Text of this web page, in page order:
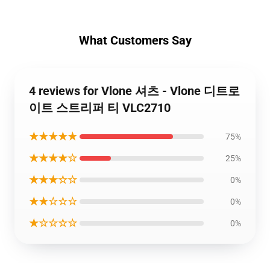
What Customers Say
4 reviews for Vlone 셔츠 - Vlone 디트로
이트 스트리퍼 티 VLC2710
★★★★★ 75%
★★★★☆ 25%
★★★☆☆ 0%
★★☆☆☆ 0%
★☆☆☆☆ 0%